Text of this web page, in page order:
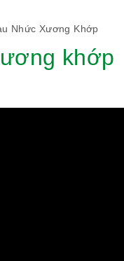
Nhức Xương Khớp
khớp